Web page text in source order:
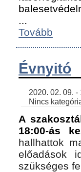
Tovább
Évnyitó
Nincs
A
18:00-ás
hallhattok
előadások
szükséges